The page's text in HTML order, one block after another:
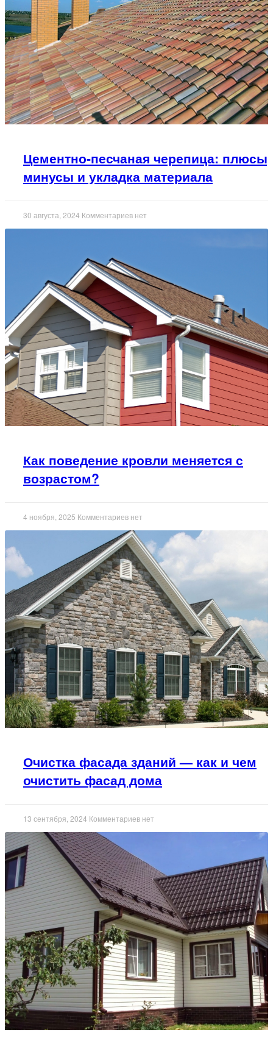
Цементно-песчаная черепица: плюсы,
минусы и укладка материала
30 августа, 2024 Комментариев нет
Как поведение кровли меняется с
возрастом?
4 ноября, 2025 Комментариев нет
Очистка фасада зданий — как и чем
очистить фасад дома
13 сентября, 2024 Комментариев нет